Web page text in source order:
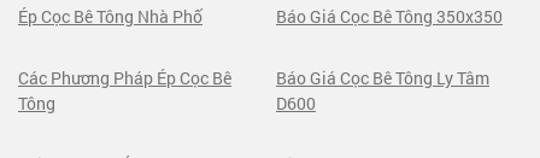
Ép Cọc Bê Tông Nhà Phố Báo Giá Cọc Bê Tông 350x350
Các Phương Pháp Ép Cọc Bê
Tông
Báo Giá Cọc Bê Tông Ly Tâm
D600